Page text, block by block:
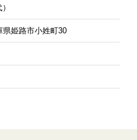
姫路市小姓町30